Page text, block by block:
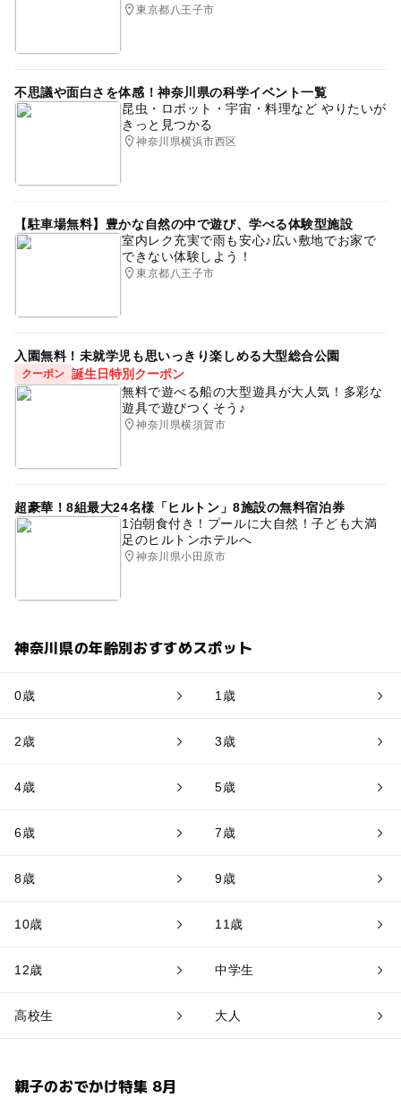
東京都八王子市
不思議や面白さを体感！神奈川県の科学イベント一覧
昆虫・ロボット・宇宙・料理など やりたいが
きっと見つかる
神奈川県横浜市西区
【駐車場無料】豊かな自然の中で遊び、学べる体験型施設
室内レク充実で雨も安心♪広い敷地でお家で
できない体験しよう！
東京都八王子市
入園無料！未就学児も思いっきり楽しめる大型総合公園
クーポン 誕生日特別クーポン
無料で遊べる船の大型遊具が大人気！多彩な
遊具で遊びつくそう♪
神奈川県横須賀市
超豪華！8組最大24名様「ヒルトン」8施設の無料宿泊券
1泊朝食付き！プールに大自然！子ども大満
足のヒルトンホテルへ
神奈川県小田原市
神奈川県の年齢別おすすめスポット
0歳 1歳
2歳 3歳
4歳 5歳
6歳 7歳
8歳 9歳
10歳 11歳
12歳 中学生
高校生 大人
親子のおでかけ特集 8月